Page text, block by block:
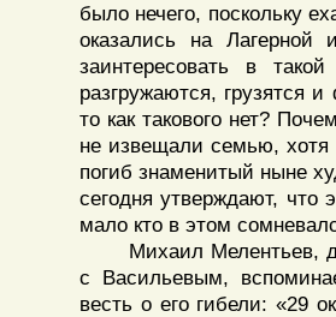
было нечего, поскольку
оказались на
заинтересовать в
разгружаются, грузятся
то как такового нет?
не извещали семью, хотя
погиб знаменитый ныне
сегодня утверждают,
мало кто в этом
Михаил Мелентьев,
с Васильевым,
весть о его гибели: «29